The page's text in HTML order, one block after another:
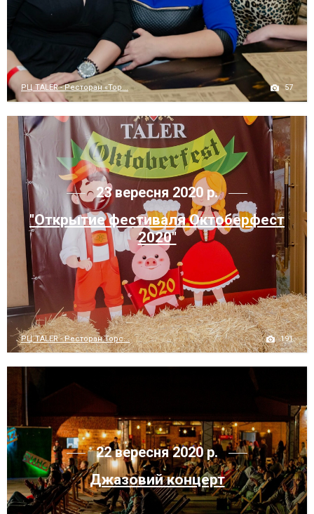
РЦ TALER - Ресторан «Тор... 57
23 вересня 2020 р.
"Открытие фестиваля Октоберфест
2020"
РЦ TALER - Ресторан Торс... 191
22 вересня 2020 р.
Джазовий концерт